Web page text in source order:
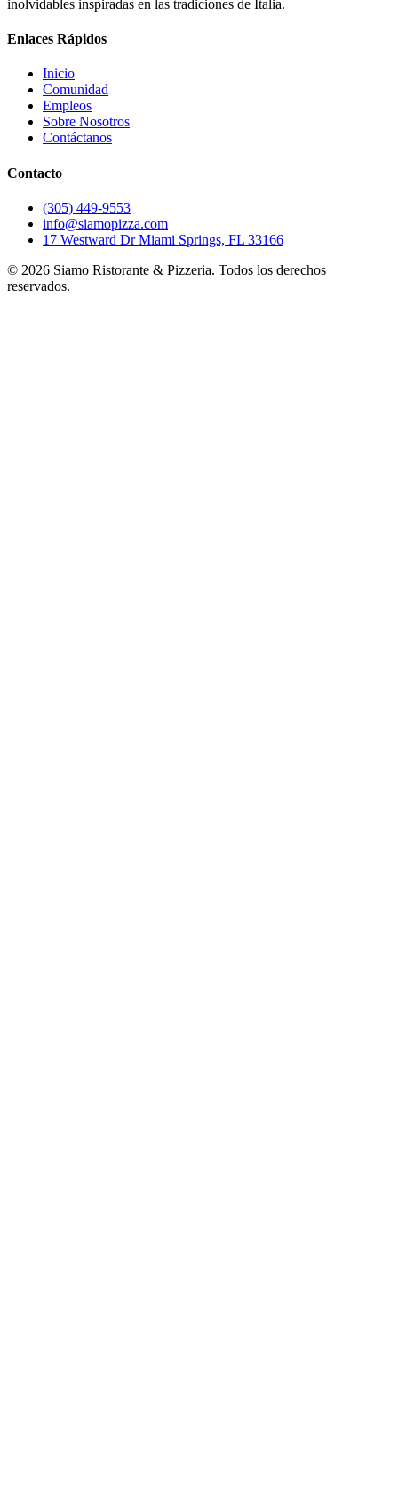
inolvidables inspiradas en las tradiciones de Italia.
Enlaces Rápidos
Inicio
Comunidad
Empleos
Sobre Nosotros
Contáctanos
Contacto
(305) 449-9553
info@siamopizza.com
17 Westward Dr Miami Springs, FL 33166
© 2026 Siamo Ristorante & Pizzeria. Todos los derechos
reservados.